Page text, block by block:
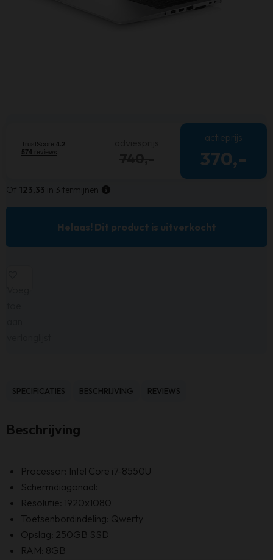
actieprijs
370,-
Of 123,33 in 3 termijnen
Helaas! Dit product is uitverkocht
SPECIFICATIES BESCHRIJVING REVIEWS
Beschrijving
Processor: Intel Core i7-8550U
Schermdiagonaal:
Resolutie: 1920x1080
Toetsenbordindeling: Qwerty
Opslag: 250GB SSD
RAM: 8GB